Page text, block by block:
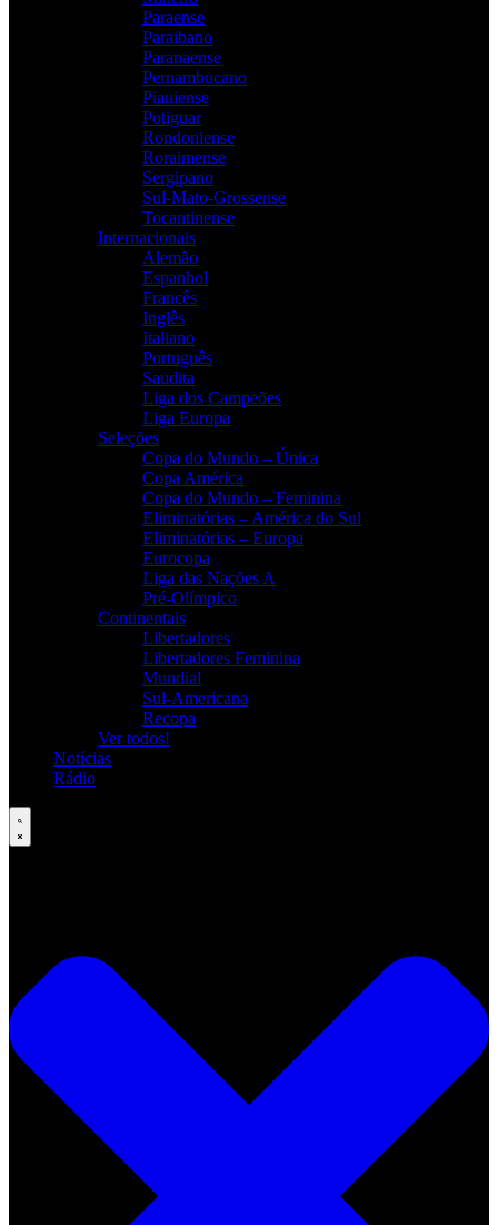
Paraense
Paraibano
Paranaense
Pernambucano
Piauiense
Potiguar
Rondoniense
Roraimense
Sergipano
Sul-Mato-Grossense
Tocantinense
Internacionais
Alemão
Espanhol
Francês
Inglês
Italiano
Português
Saudita
Liga dos Campeões
Liga Europa
Seleções
Copa do Mundo – Única
Copa América
Copa do Mundo – Feminina
Eliminatórias – América do Sul
Eliminatórias – Europa
Eurocopa
Liga das Nações A
Pré-Olímpico
Continentais
Libertadores
Libertadores Feminina
Mundial
Sul-Americana
Recopa
Ver todos!
Notícias
Rádio